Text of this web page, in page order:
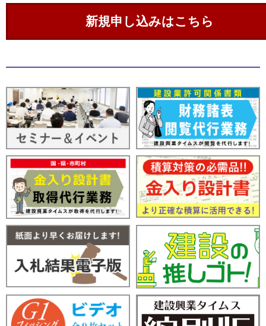
新規申し込みはこちら